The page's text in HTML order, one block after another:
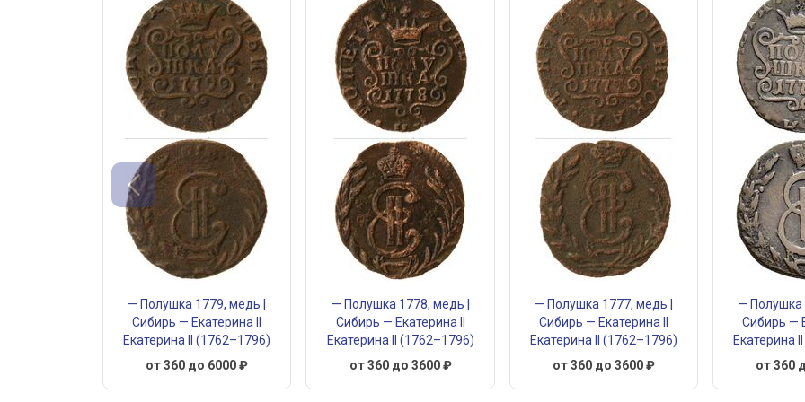
— Полушка 1779, медь |
Сибирь — Екатерина II
Екатерина II (1762–1796)
от 360 до 6000 ₽
— Полушка 1778, медь |
Сибирь — Екатерина II
Екатерина II (1762–1796)
от 360 до 3600 ₽
— Полушка 1777, медь |
Сибирь — Екатерина II
Екатерина II (1762–1796)
от 360 до 3600 ₽
— Полушка
Сибирь —
Екатерина
от 360